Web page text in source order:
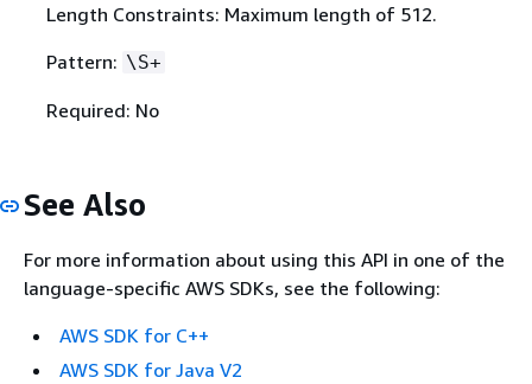
Length Constraints: Maximum length of 512.
Pattern: \S+
Required: No
See Also
For more information about using this API in one of the
language-specific AWS SDKs, see the following:
AWS SDK for C++
AWS SDK for Java V2